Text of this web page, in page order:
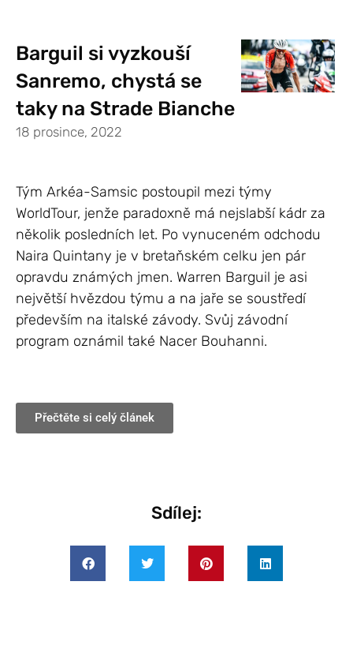
Barguil si vyzkouší
Sanremo, chystá se
taky na Strade Bianche
18 prosince, 2022
Tým Arkéa-Samsic postoupil mezi týmy
WorldTour, jenže paradoxně má nejslabší kádr za
několik posledních let. Po vynuceném odchodu
Naira Quintany je v bretaňském celku jen pár
opravdu známých jmen. Warren Barguil je asi
největší hvězdou týmu a na jaře se soustředí
především na italské závody. Svůj závodní
program oznámil také Nacer Bouhanni.
Přečtěte si celý článek
Sdílej: